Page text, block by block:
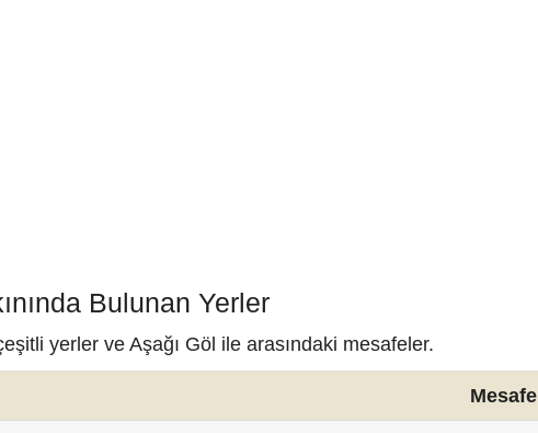
Bulunan Yerler
yerler ve Aşağı Göl ile arasındaki mesafeler.
Mesafe